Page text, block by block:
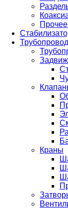
Прочее
Краны